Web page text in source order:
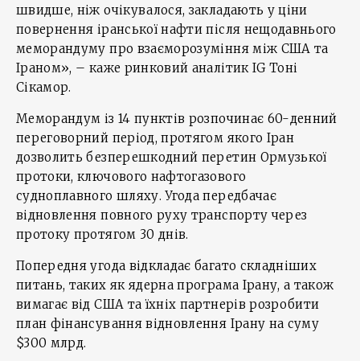
швидше, ніж очікувалося, закладають у ціни
повернення іранської нафти після нещодавнього
меморандуму про взаєморозуміння між США та
Іраном», – каже ринковий аналітик IG Тоні
Сікамор.
Меморандум із 14 пунктів розпочинає 60-денний
переговорний період, протягом якого Іран
дозволить безперешкодний перетин Ормузької
протоки, ключового нафтогазового
судноплавного шляху. Угода передбачає
відновлення повного руху транспорту через
протоку протягом 30 днів.
Попередня угода відкладає багато складніших
питань, таких як ядерна програма Ірану, а також
вимагає від США та їхніх партнерів розробити
план фінансування відновлення Ірану на суму
$300 млрд.